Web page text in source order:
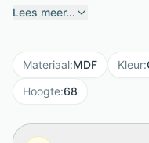
met een brass
deuren biedt
woonaccessoires en
ideaal voor
Lees meer...
Materiaal:MDF Kleur:
Hoogte:68